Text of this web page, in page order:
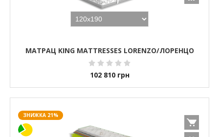
МАТРАЦ KING MATTRESSES LORENZO/ЛОРЕНЦО
102 810 грн
ЗНИЖКА 21%